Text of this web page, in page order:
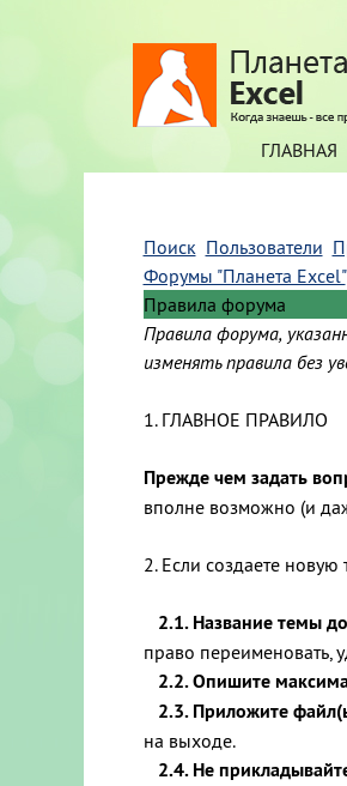
ГЛАВНАЯ
Поиск Пользователи
Форумы "Планета Excel"
Правила форума
Правила форума,
изменять правила без
1. ГЛАВНОЕ ПРАВИЛО
Прежде чем задать
вполне возможно (и
2. Если создаете новую
2.1. Название темы
право переименовать,
2.2. Опишите
2.3. Приложите
на выходе.
2.4. Не